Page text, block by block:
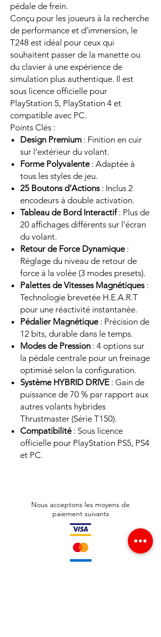
pédale de frein.
Conçu pour les joueurs à la recherche
de performance et d’immersion, le
T248 est idéal pour ceux qui
souhaitent passer de la manette ou
du clavier à une expérience de
simulation plus authentique. Il est
sous licence officielle pour
PlayStation 5, PlayStation 4 et
compatible avec PC.
Points Clés :
Design Premium : Finition en cuir
sur l’extérieur du volant.
Forme Polyvalente: Adaptée à
tous les styles de jeu.
25 Boutons d’Actions: Inclus 2
encodeurs à double activation.
Tableau de Bord Interactif: Plus de
20 affichages différents sur l’écran
du volant.
Retour de Force Dynamique:
Réglage du niveau de retour de
force à la volée (3 modes presets).
Palettes de Vitesses Magnétiques:
Technologie brevetée H.E.A.R.T
pour une réactivité instantanée.
Pédalier Magnétique: Précision de
12 bits, durable dans le temps.
Modes de Pression : 4 options sur
la pédale centrale pour un freinage
optimisé selon la configuration.
Système HYBRID DRIVE : Gain de
puissance de 70 % par rapport aux
autres volants hybrides
Thrustmaster (Série T150).
Compatibilité: Sous licence
officielle pour PlayStation PS5, PS4
et PC.
Nous acceptons les moyens de
paiement suivants